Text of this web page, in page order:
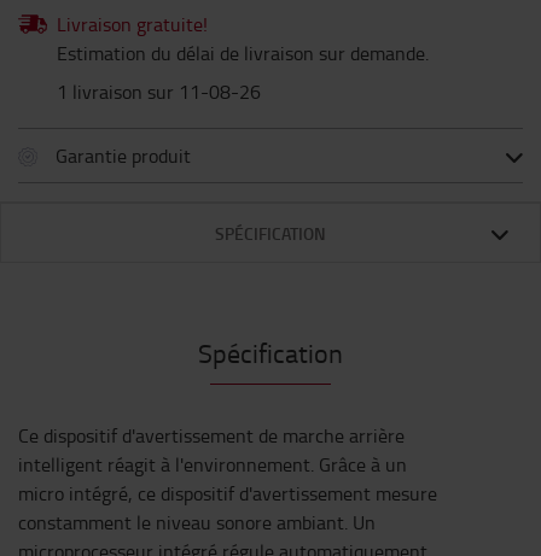
Livraison gratuite!
Estimation du délai de livraison sur demande.
1 livraison sur 11-08-26
Garantie produit
SPÉCIFICATION
Spécification
Ce dispositif d'avertissement de marche arrière
intelligent réagit à l'environnement. Grâce à un
micro intégré, ce dispositif d'avertissement mesure
constamment le niveau sonore ambiant. Un